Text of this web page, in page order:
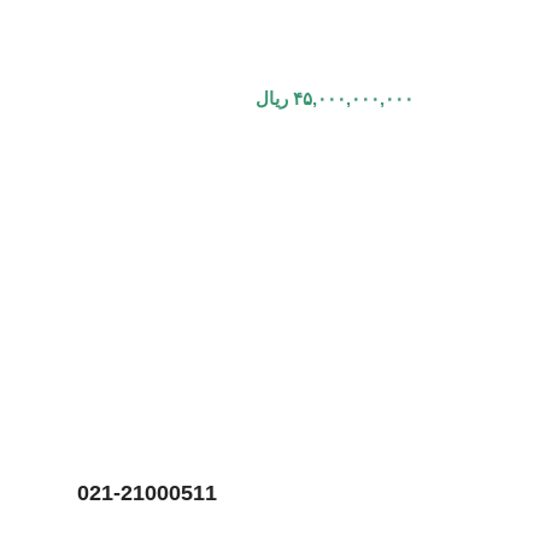
۴۵,۰۰۰,۰۰۰,۰۰۰ ریال
021-21000511